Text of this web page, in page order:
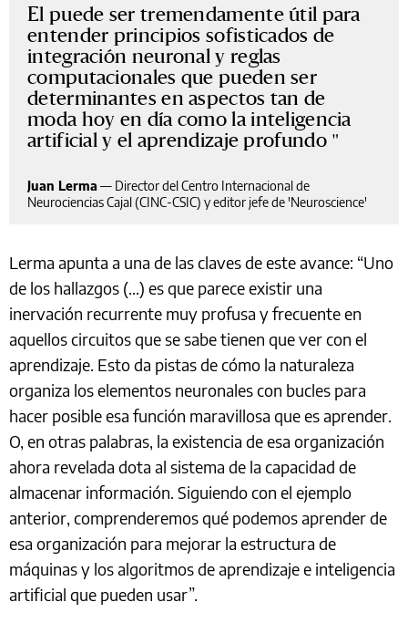
El puede ser tremendamente útil para
entender principios sofisticados de
integración neuronal y reglas
computacionales que pueden ser
determinantes en aspectos tan de
moda hoy en día como la inteligencia
artificial y el aprendizaje profundo
Juan Lerma — Director del Centro Internacional de
Neurociencias Cajal (CINC-CSIC) y editor jefe de 'Neuroscience'
Lerma apunta a una de las claves de este avance: “Uno
de los hallazgos (...) es que parece existir una
inervación recurrente muy profusa y frecuente en
aquellos circuitos que se sabe tienen que ver con el
aprendizaje. Esto da pistas de cómo la naturaleza
organiza los elementos neuronales con bucles para
hacer posible esa función maravillosa que es aprender.
O, en otras palabras, la existencia de esa organización
ahora revelada dota al sistema de la capacidad de
almacenar información. Siguiendo con el ejemplo
anterior, comprenderemos qué podemos aprender de
esa organización para mejorar la estructura de
máquinas y los algoritmos de aprendizaje e inteligencia
artificial que pueden usar”.